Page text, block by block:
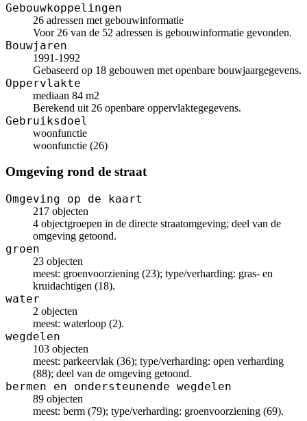
Gebouwkoppelingen
26 adressen met gebouwinformatie
Voor 26 van de 52 adressen is gebouwinformatie gevonden.
Bouwjaren
1991-1992
Gebaseerd op 18 gebouwen met openbare bouwjaargegevens.
Oppervlakte
mediaan 84 m2
Berekend uit 26 openbare oppervlaktegegevens.
Gebruiksdoel
woonfunctie
woonfunctie (26)
Omgeving rond de straat
Omgeving op de kaart
217 objecten
4 objectgroepen in de directe straatomgeving; deel van de
omgeving getoond.
groen
23 objecten
meest: groenvoorziening (23); type/verharding: gras- en
kruidachtigen (18).
water
2 objecten
meest: waterloop (2).
wegdelen
103 objecten
meest: parkeervlak (36); type/verharding: open verharding
(88); deel van de omgeving getoond.
bermen en ondersteunende wegdelen
89 objecten
meest: berm (79); type/verharding: groenvoorziening (69).